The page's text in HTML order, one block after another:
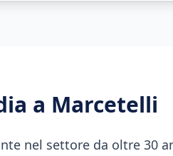
a Marcetelli
nel settore da oltre 30